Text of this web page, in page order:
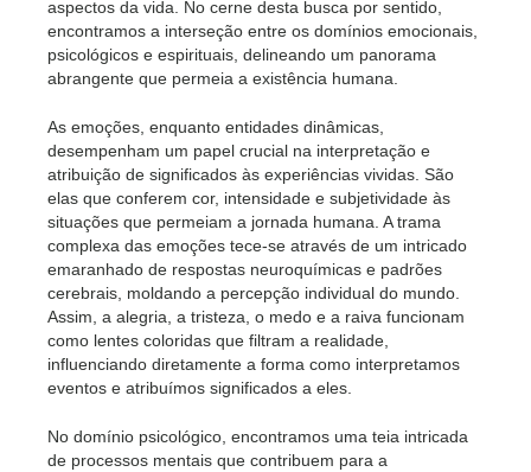
aspectos da vida. No cerne desta busca por sentido,
encontramos a interseção entre os domínios emocionais,
psicológicos e espirituais, delineando um panorama
abrangente que permeia a existência humana.
As emoções, enquanto entidades dinâmicas,
desempenham um papel crucial na interpretação e
atribuição de significados às experiências vividas. São
elas que conferem cor, intensidade e subjetividade às
situações que permeiam a jornada humana. A trama
complexa das emoções tece-se através de um intricado
emaranhado de respostas neuroquímicas e padrões
cerebrais, moldando a percepção individual do mundo.
Assim, a alegria, a tristeza, o medo e a raiva funcionam
como lentes coloridas que filtram a realidade,
influenciando diretamente a forma como interpretamos
eventos e atribuímos significados a eles.
No domínio psicológico, encontramos uma teia intricada
de processos mentais que contribuem para a